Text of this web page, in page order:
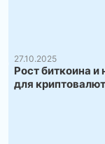
27.10.2025
Рост биткоина и
для